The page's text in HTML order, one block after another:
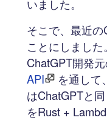
いました。
そこで、最近
ことにしました。
ChatGPT開発
API
を通して
はChatGPTと
をRust +